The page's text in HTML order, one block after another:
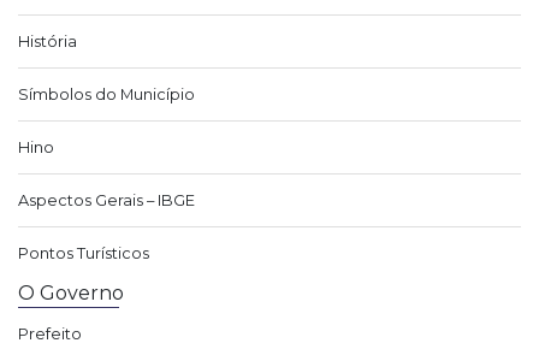
História
Símbolos do Município
Hino
Aspectos Gerais – IBGE
Pontos Turísticos
O Governo
Prefeito